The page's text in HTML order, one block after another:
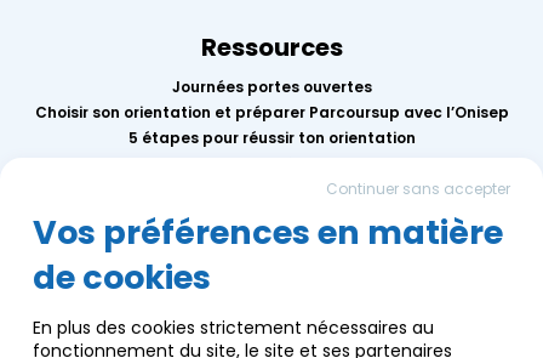
Ressources
Journées portes ouvertes
Choisir son orientation et préparer Parcoursup avec l’Onisep
5 étapes pour réussir ton orientation
Mercredis de l’orientation
Calendrier des événements AEF info
Groupe AEF
Nous contacter
Continuer sans accepter
Vos préférences en matière
de cookies
En plus des cookies strictement nécessaires au
fonctionnement du site, le site et ses partenaires